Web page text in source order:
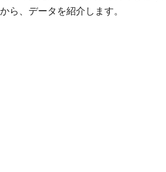
ら、データを紹介します。